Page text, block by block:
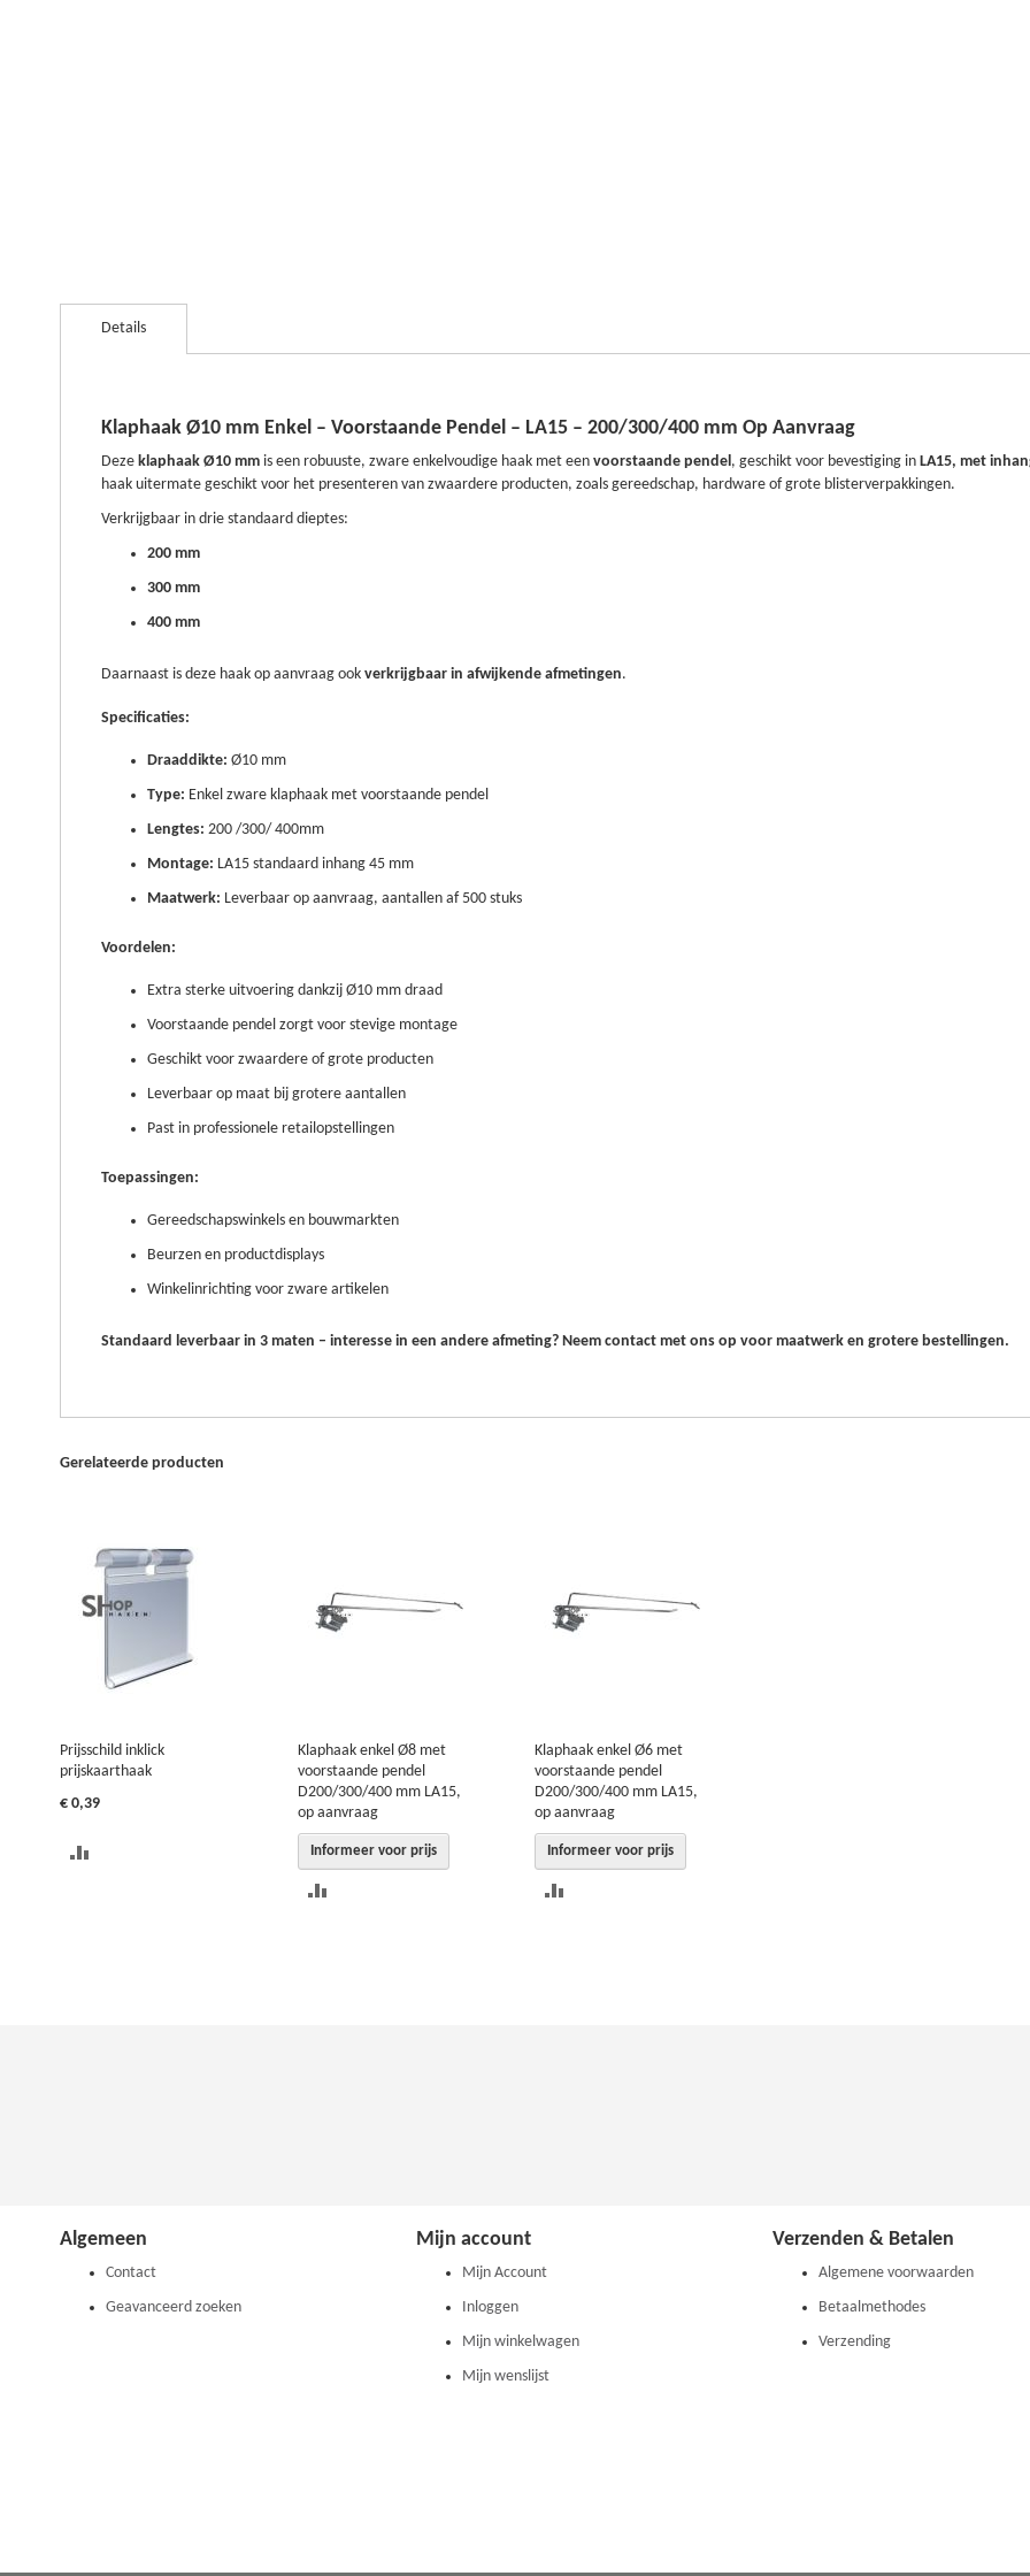
naar
afbeeldingen-
Details
Klaphaak Ø10 mm Enkel – Voorstaande Pendel – LA15 – 200/300/400 mm Op Aanvraag
Deze klaphaak Ø10 mm is een robuuste, zware enkelvoudige haak met een voorstaande pendel, geschikt voor bevestiging in LA15, met
haak uitermate geschikt voor het presenteren van zwaardere producten, zoals gereedschap, hardware of grote blisterverpakkingen.
Verkrijgbaar in drie standaard dieptes:
200 mm
300 mm
400 mm
Daarnaast is deze haak op aanvraag ook verkrijgbaar in afwijkende afmetingen.
Specificaties:
Draaddikte: Ø10 mm
Type: Enkel zware klaphaak met voorstaande pendel
Lengtes: 200 /300/ 400mm
Montage: LA15 standaard inhang 45 mm
Maatwerk: Leverbaar op aanvraag, aantallen af 500 stuks
Voordelen:
Extra sterke uitvoering dankzij Ø10 mm draad
Voorstaande pendel zorgt voor stevige montage
Geschikt voor zwaardere of grote producten
Leverbaar op maat bij grotere aantallen
Past in professionele retailopstellingen
Toepassingen:
Gereedschapswinkels en bouwmarkten
Beurzen en productdisplays
Winkelinrichting voor zware artikelen
Standaard leverbaar in 3 maten – interesse in een andere afmeting? Neem contact met ons op voor maatwerk en grotere bestellingen.
Gerelateerde producten
Prijsschild inklick
prijskaarthaak
€ 0,39
Klaphaak enkel Ø8 met
voorstaande pendel
D200/300/400 mm LA15,
op aanvraag
Informeer voor prijs
Klaphaak enkel Ø6 met
voorstaande pendel
D200/300/400 mm LA15,
op aanvraag
Informeer voor prijs
Algemeen
Contact
Geavanceerd zoeken
Mijn account
Mijn Account
Inloggen
Mijn winkelwagen
Mijn wenslijst
Verzenden & Betalen
Algemene voorwaarden
Betaalmethodes
Verzending